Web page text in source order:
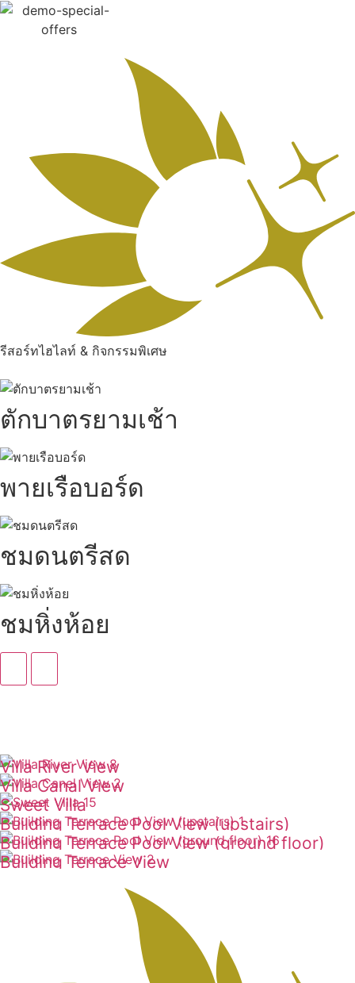
รีสอร์ทไฮไลท์ & กิจกรรมพิเศษ
ตักบาตรยามเช้า
พายเรือบอร์ด
ชมดนตรีสด
ชมหิ่งห้อย
Villa River View
ดูเพิ่มเติม
Villa Canal View
ดูเพิ่มเติม
Sweet Villa
ดูเพิ่มเติม
Building Terrace Pool View (upstairs)
ดูเพิ่มเติม
Building Terrace Pool View (ground floor)
ดูเพิ่มเติม
Building Terrace View